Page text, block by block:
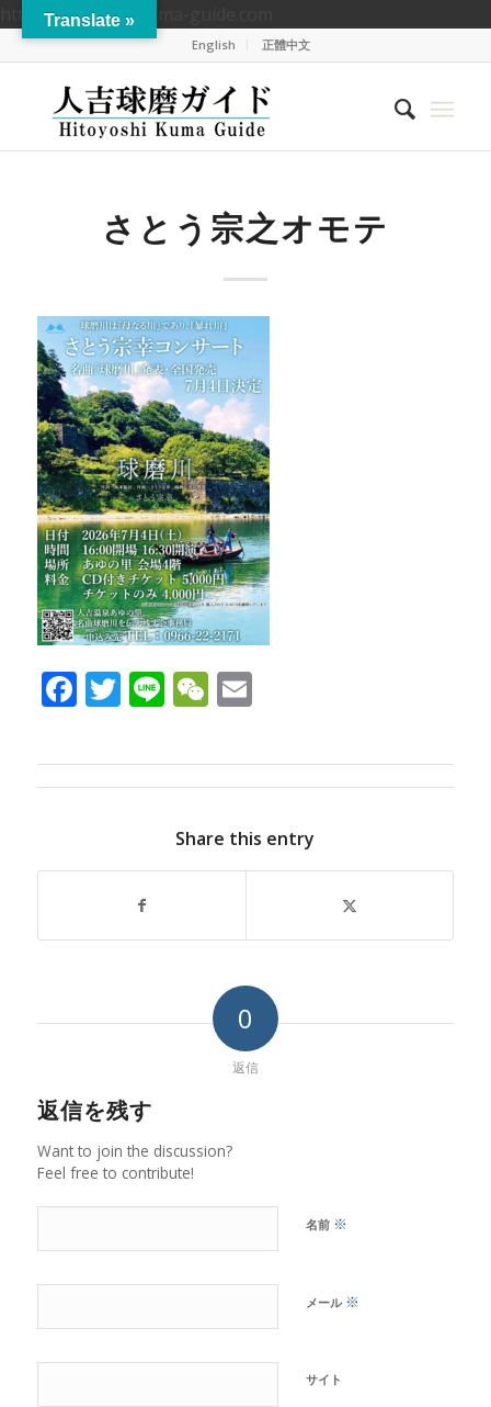
https://hitoyoshikuma-guide.com
English 正體中文
さとう宗之オモテ
Facebook
Twitter
LineWeChat
Email
Share this entry
0
返信
返信を残す
Want to join the discussion?
Feel free to contribute!
名前 ※
メール ※
サイト
Translate »